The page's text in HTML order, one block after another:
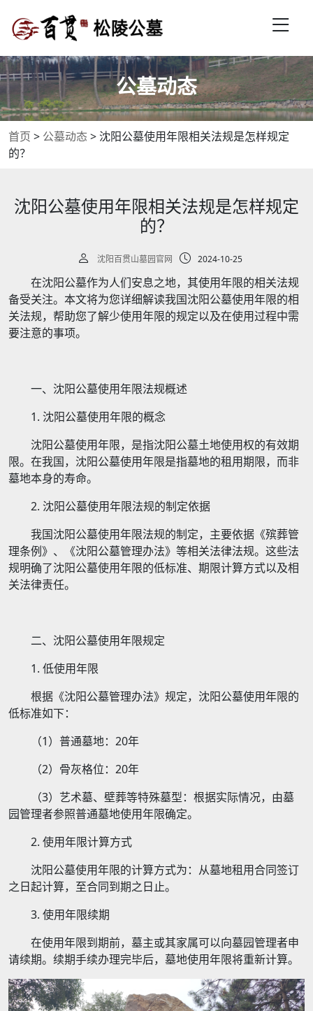
公墓动态
首页 > 公墓动态> 沈阳公墓使用年限相关法规是怎样规定
的？
沈阳公墓使用年限相关法规是怎样规定
的？
沈阳百贯山墓园官网 2024-10-25
在沈阳公墓作为人们安息之地，其使用年限的相关法规
备受关注。本文将为您详细解读我国沈阳公墓使用年限的相
关法规，帮助您了解少使用年限的规定以及在使用过程中需
要注意的事项。
一、沈阳公墓使用年限法规概述
1. 沈阳公墓使用年限的概念
沈阳公墓使用年限，是指沈阳公墓土地使用权的有效期
限。在我国，沈阳公墓使用年限是指墓地的租用期限，而非
墓地本身的寿命。
2. 沈阳公墓使用年限法规的制定依据
我国沈阳公墓使用年限法规的制定，主要依据《殡葬管
理条例》、《沈阳公墓管理办法》等相关法律法规。这些法
规明确了沈阳公墓使用年限的低标准、期限计算方式以及相
关法律责任。
二、沈阳公墓使用年限规定
1. 低使用年限
根据《沈阳公墓管理办法》规定，沈阳公墓使用年限的
低标准如下：
（1）普通墓地：20年
（2）骨灰格位：20年
（3）艺术墓、壁葬等特殊墓型：根据实际情况，由墓
园管理者参照普通墓地使用年限确定。
2. 使用年限计算方式
沈阳公墓使用年限的计算方式为：从墓地租用合同签订
之日起计算，至合同到期之日止。
3. 使用年限续期
在使用年限到期前，墓主或其家属可以向墓园管理者申
请续期。续期手续办理完毕后，墓地使用年限将重新计算。